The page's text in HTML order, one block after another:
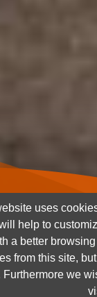
uses
help to
a better
from this site,
Furthermore we